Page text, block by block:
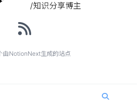
/知识分享博主
由NotionNext生成的站点